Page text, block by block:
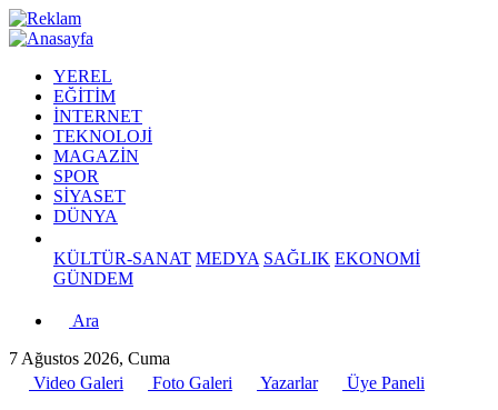
YEREL
EĞİTİM
İNTERNET
TEKNOLOJİ
MAGAZİN
SPOR
SİYASET
DÜNYA
KÜLTÜR-SANAT MEDYA SAĞLIK EKONOMİ
GÜNDEM
Ara
7 Ağustos 2026, Cuma
Video Galeri
Foto Galeri Yazarlar
Üye Paneli